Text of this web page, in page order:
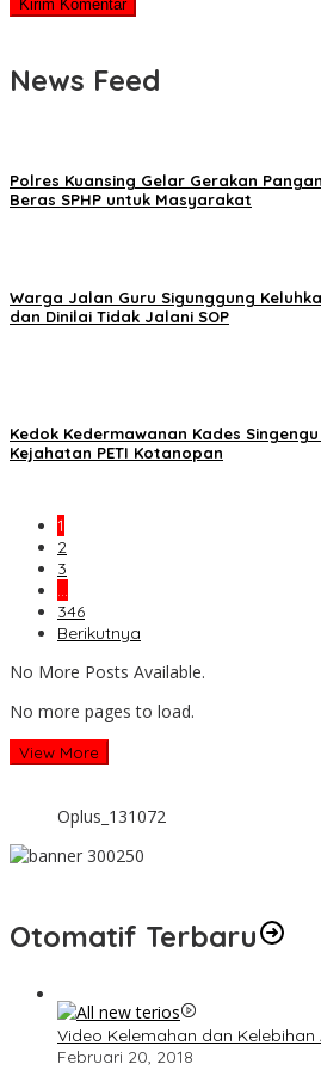
News Feed
Polres Kuansing Gelar Gerakan
Beras SPHP untuk Masyarakat
Warga Jalan Guru Sigunggung
dan Dinilai Tidak Jalani SOP
Kedok Kedermawanan Kades
Kejahatan PETI Kotanopan
1
2
3
…
346
Berikutnya
No More Posts Available.
No more pages to load.
View More
Oplus_131072
Otomatif Terbaru
Video Kelemahan dan Kelebihan
Februari 20, 2018